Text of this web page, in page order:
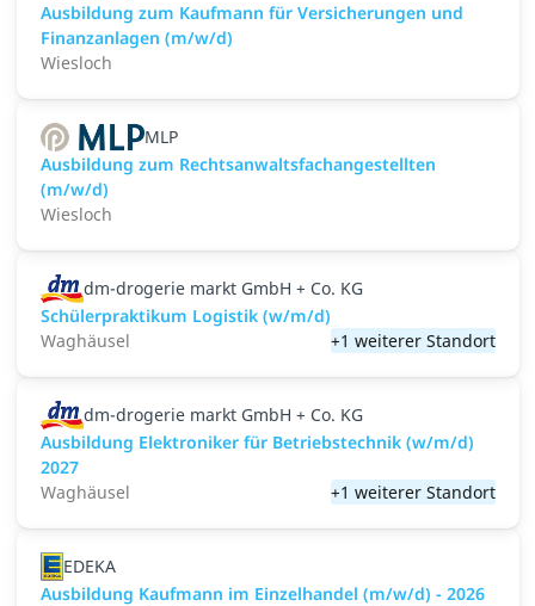
Ausbildung zum Kaufmann für Versicherungen und
Finanzanlagen (m/w/d)
Wiesloch
MLP
Ausbildung zum Rechtsanwaltsfachangestellten
(m/w/d)
Wiesloch
dm-drogerie markt GmbH + Co. KG
Schülerpraktikum Logistik (w/m/d)
Waghäusel
+1 weiterer Standort
dm-drogerie markt GmbH + Co. KG
Ausbildung Elektroniker für Betriebstechnik (w/m/d)
2027
Waghäusel
+1 weiterer Standort
EDEKA
Ausbildung Kaufmann im Einzelhandel (m/w/d) - 2026